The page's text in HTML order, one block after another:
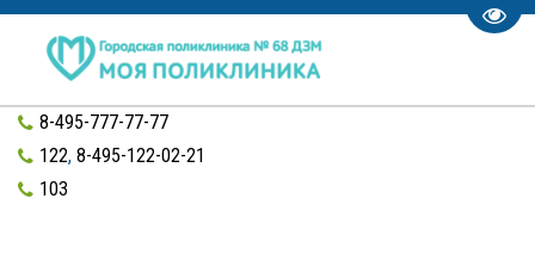
8-495-777-77-77
122, 8-495-122-02-21
103